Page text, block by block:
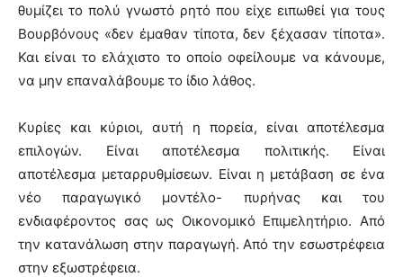
θυμίζει το πολύ γνωστό ρητό που είχε ειπωθεί για τους
Βουρβόνους «δεν έμαθαν τίποτα, δεν ξέχασαν τίποτα».
Και είναι το ελάχιστο το οποίο οφείλουμε να κάνουμε,
να μην επαναλάβουμε το ίδιο λάθος.
Κυρίες και κύριοι, αυτή η πορεία, είναι αποτέλεσμα
επιλογών. Είναι αποτέλεσμα πολιτικής. Είναι
αποτέλεσμα μεταρρυθμίσεων. Είναι η μετάβαση σε ένα
νέο παραγωγικό μοντέλο- πυρήνας και του
ενδιαφέροντος σας ως Οικονομικό Επιμελητήριο. Από
την κατανάλωση στην παραγωγή. Από την εσωστρέφεια
στην εξωστρέφεια.